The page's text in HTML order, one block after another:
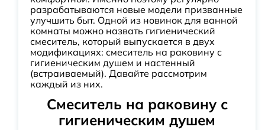
разрабатываются новые модели призванные
улучшить быт. Одной из новинок для ванной
комнаты можно назвать гигиенический
смеситель, который выпускается в двух
модификациях: смеситель на раковину с
гигиеническим душем и настенный
(встраиваемый). Давайте рассмотрим
каждый из них.
Смеситель на раковину с
гигиеническим душем